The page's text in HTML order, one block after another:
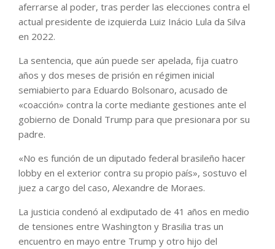
aferrarse al poder, tras perder las elecciones contra el
actual presidente de izquierda Luiz Inácio Lula da Silva
en 2022.
La sentencia, que aún puede ser apelada, fija cuatro
años y dos meses de prisión en régimen inicial
semiabierto para Eduardo Bolsonaro, acusado de
«coacción» contra la corte mediante gestiones ante el
gobierno de Donald Trump para que presionara por su
padre.
«No es función de un diputado federal brasileño hacer
lobby en el exterior contra su propio país», sostuvo el
juez a cargo del caso, Alexandre de Moraes.
La justicia condenó al exdiputado de 41 años en medio
de tensiones entre Washington y Brasilia tras un
encuentro en mayo entre Trump y otro hijo del